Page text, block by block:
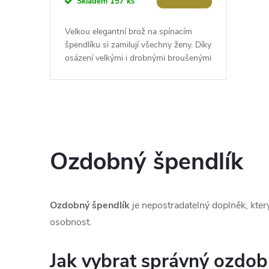
Velkou elegantní brož na spínacím
špendlíku si zamilují všechny ženy. Díky
osázení velkými i drobnými broušenými
v
l
á
d
Ozdobný špendlík
Ozdobný špendlík je nepostradatelný doplněk,
osobnost.
Jak vybrat správný